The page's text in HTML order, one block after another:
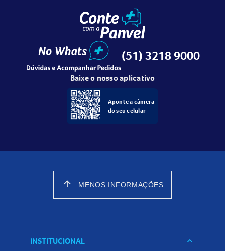
(51) 3218 9000
Baixe o nosso aplicativo
Aponte a câmera
do seu celular
arrow_upward MENOS INFORMAÇÕES
INSTITUCIONAL keyboard_arrow_down